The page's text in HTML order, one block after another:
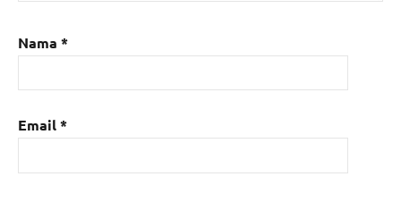
Nama *
Email*